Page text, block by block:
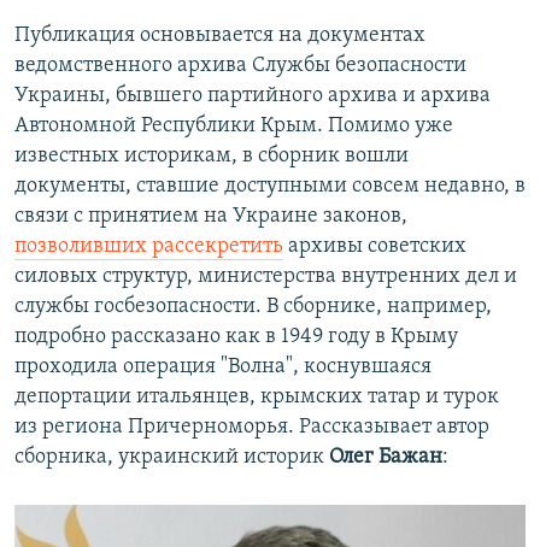
Публикация основывается на документах
ведомственного архива Службы безопасности
Украины, бывшего партийного архива и архива
Автономной Республики Крым. Помимо уже
известных историкам, в сборник вошли
документы, ставшие доступными совсем недавно, в
связи с принятием на Украине законов,
позволивших рассекретить архивы советских
силовых структур, министерства внутренних дел и
службы госбезопасности. В сборнике, например,
подробно рассказано как в 1949 году в Крыму
проходила операция "Волна", коснувшаяся
депортации итальянцев, крымских татар и турок
из региона Причерноморья. Рассказывает автор
сборника, украинский историк Олег Бажан: